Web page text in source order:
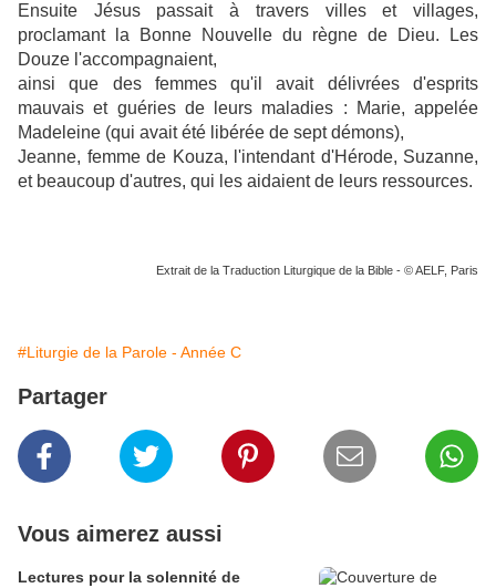
Ensuite Jésus passait à travers villes et villages,
proclamant la Bonne Nouvelle du règne de Dieu. Les
Douze l'accompagnaient,
ainsi que des femmes qu'il avait délivrées d'esprits
mauvais et guéries de leurs maladies : Marie, appelée
Madeleine (qui avait été libérée de sept démons),
Jeanne, femme de Kouza, l'intendant d'Hérode, Suzanne,
et beaucoup d'autres, qui les aidaient de leurs ressources.
Extrait de la Traduction Liturgique de la Bible - © AELF, Paris
#Liturgie de la Parole - Année C
Partager
Vous aimerez aussi
Lectures pour la solennité de